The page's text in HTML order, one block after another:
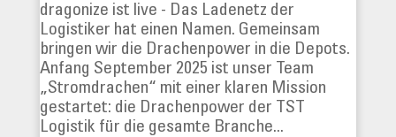
dragonize ist live - Das Ladenetz der
Logistiker hat einen Namen. Gemeinsam
bringen wir die Drachenpower in die Depots.
Anfang September 2025 ist unser Team
„Stromdrachen“ mit einer klaren Mission
gestartet: die Drachenpower der TST
Logistik für die gesamte Branche...